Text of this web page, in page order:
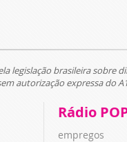
legislação brasileira sobre
autorização expressa do
Rádio
empregos